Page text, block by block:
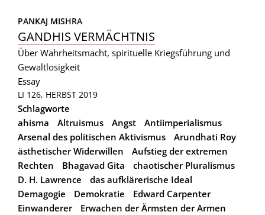
PANKAJ MISHRA
GANDHIS VERMÄCHTNIS
Über Wahrheitsmacht, spirituelle Kriegsführung und
Gewaltlosigkeit
Essay
LI 126, HERBST 2019
Schlagworte
ahisma
Altruismus Angst
Antiimperialismus
Arsenal des politischen Aktivismus
Arundhati Roy
ästhetischer Widerwillen
Aufstieg der extremen
Rechten
Bhagavad Gita
chaotischer Pluralismus
D. H. Lawrence
das aufklärerische Ideal
Demagogie
Demokratie
Edward Carpenter
Einwanderer
Erwachen der Ärmsten der Armen